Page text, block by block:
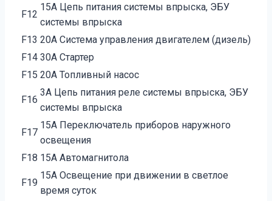
F12
15А Цепь питания системы впрыска, ЭБУ
системы впрыска
F13 20А Система управления двигателем (дизель)
F14 30А Стартер
F15 20А Топливный насос
F16
3А Цепь питания реле системы впрыска, ЭБУ
системы впрыска
F17
15А Переключатель приборов наружного
освещения
F18 15А Автомагнитола
F19
15А Освещение при движении в светлое
время суток